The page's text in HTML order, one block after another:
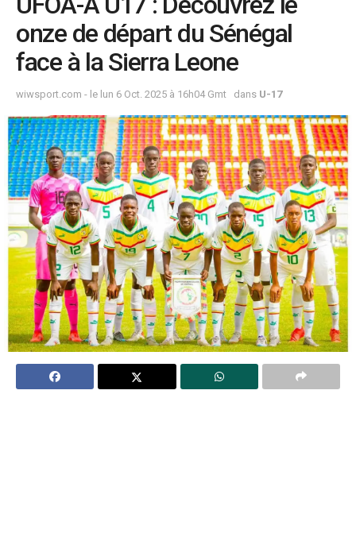
onze de départ du Sénégal
face à la Sierra Leone
wiwsport.com - le lun 6 Oct. 2025 à 16h04 Gmt dans U-17